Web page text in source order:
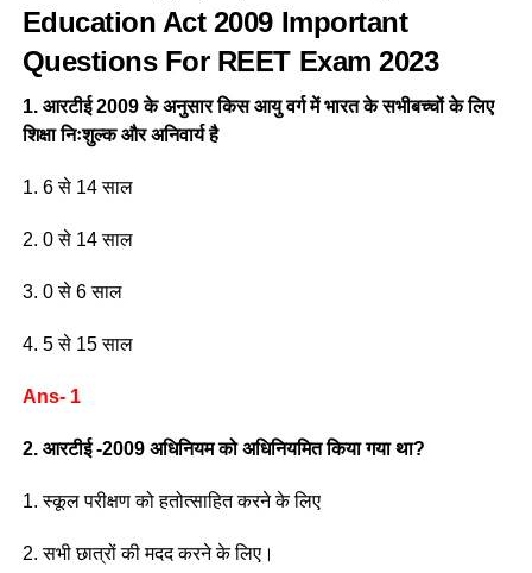
Education Act 2009 Important
Questions For REET Exam 2023
1. आरटीई 2009 के अनुसार किस आयु वर्ग में भारत के सभीबच्चों के लिए
शिक्षा निःशुल्क और अनिवार्य है
1. 6 से 14 साल
2. 0 से 14 साल
3. 0 से 6 साल
4. 5 से 15 साल
Ans- 1
2. आरटीई -2009 अधिनियम को अधिनियमित किया गया था?
1. स्कूल परीक्षण को हतोत्साहित करने के लिए
2. सभी छात्रों की मदद करने के लिए।